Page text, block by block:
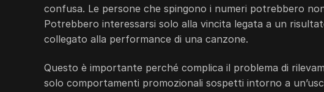
confusa. Le persone che spingono i numeri potrebbero
Potrebbero interessarsi solo alla vincita legata a un
collegato alla performance di una canzone.
Questo è importante perché complica il problema di
solo comportamenti promozionali sospetti intorno a